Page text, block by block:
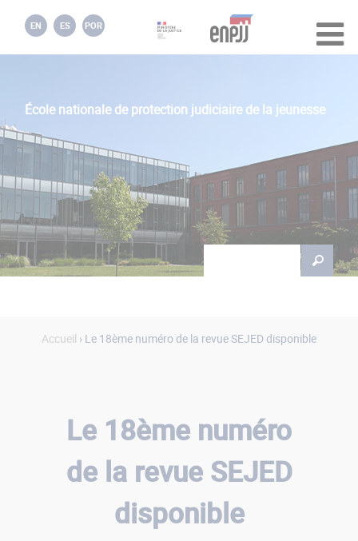
École nationale de protection judiciaire de la jeunesse
EN ES POR
Formulaire de
Accueil › Le 18ème numéro de la revue SEJED disponible
Le 18ème numéro
de la revue SEJED
disponible